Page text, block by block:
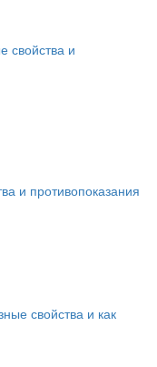
свойства и
и противопоказания
свойства и как